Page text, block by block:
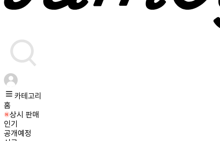
카테고리
홈
상시 판매
인기
공개예정